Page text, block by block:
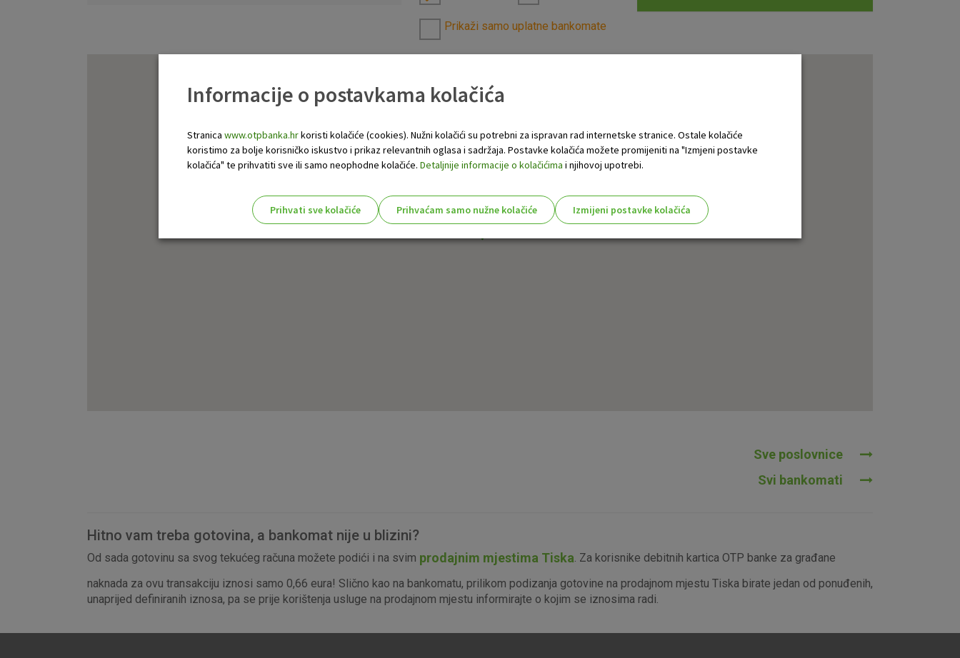
Prikaži samo uplatne bankomate
Sve poslovnice
Svi bankomati
Hitno vam treba gotovina, a bankomat nije u blizini?
Od sada gotovinu sa svog tekućeg računa možete podići i na svim prodajnim mjestima Tiska. Za korisnike debitnih kartica OTP banke za građane
naknada za ovu transakciju iznosi samo 0,66 eura! Slično kao na bankomatu, prilikom podizanja gotovine na prodajnom mjestu Tiska birate jedan od ponuđenih,
unaprijed definiranih iznosa, pa se prije korištenja usluge na prodajnom mjestu informirajte o kojim se iznosima radi.
Informacije o postavkama kolačića
Stranica www.otpbanka.hrkoristi kolačiće (cookies). Nužni kolačići su potrebni za ispravan rad internetske stranice. Ostale kolačiće
koristimo za bolje korisničko iskustvo i prikaz relevantnih oglasa i sadržaja. Postavke kolačića možete promijeniti na "Izmjeni postavke
kolačića" te prihvatiti sve ili samo neophodne kolačiće. Detaljnije informacije o kolačićima i njihovoj upotrebi.
Prihvati sve kolačiće Prihvaćam samo nužne kolačiće
Izmijeni postavke kolačića
Marketinški